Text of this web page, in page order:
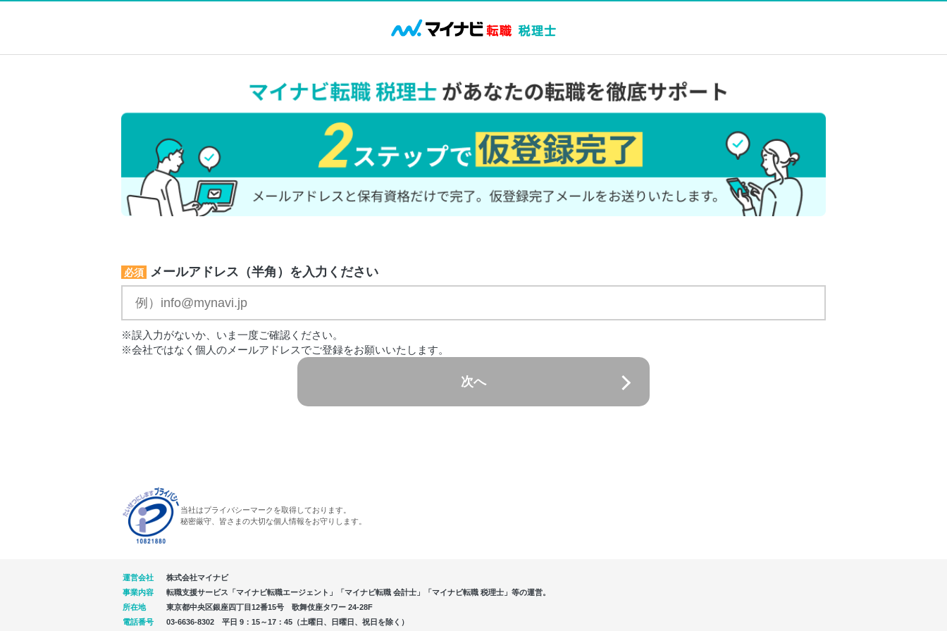
必須 メールアドレス（半角）を入力ください
※誤入力がないか、いま一度ご確認ください。
※会社ではなく個人のメールアドレスでご登録をお願いいたします。
次へ
当社はプライバシーマークを取得しております。
秘密厳守、皆さまの大切な個人情報をお守りします。
運営会社
株式会社マイナビ
事業内容
転職支援サービス「マイナビ転職エージェント」「マイナビ転職 会計士」「マイナビ転職 税理士」等の運営。
所在地
東京都中央区銀座四丁目12番15号 歌舞伎座タワー 24-28F
電話番号
03-6636-8302 平日 9：15～17：45（土曜日、日曜日、祝日を除く）